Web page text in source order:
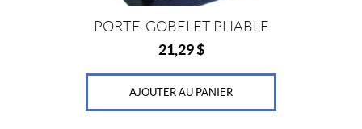
PORTE-GOBELET PLIABLE
21,29$
AJOUTER AU PANIER